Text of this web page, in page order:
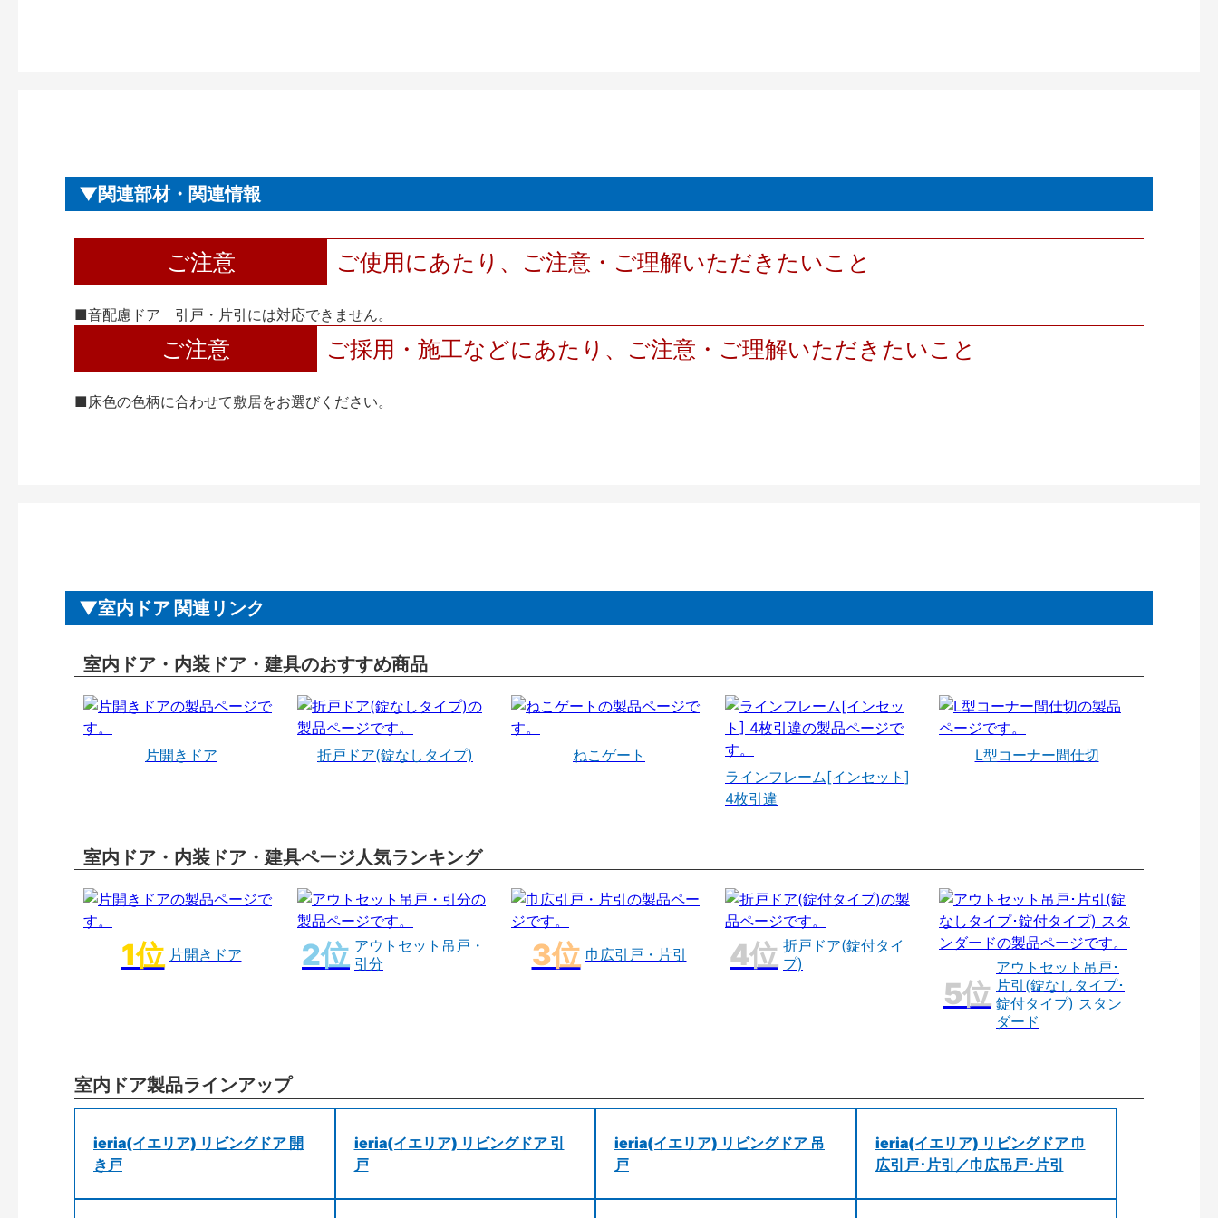
関連部材・関連情報
ご注意 ご使用にあたり、ご注意・ご理解いただきたいこと
■音配慮ドア 引戸・片引には対応できません。
ご注意 ご採用・施工などにあたり、ご注意・ご理解いただきたいこと
■床色の色柄に合わせて敷居をお選びください。
室内ドア 関連リンク
室内ドア・内装ドア・建具のおすすめ商品
片開きドア 折戸ドア(錠なしタイプ)
ねこゲート
ラインフレーム[インセット]
4枚引違
L型コーナー間仕切
室内ドア・内装ドア・建具ページ人気ランキング
片開きドア
アウトセット吊戸・
引分
巾広引戸・片引
折戸ドア(錠付タイ
プ)
アウトセット吊戸･
片引(錠なしタイプ･
錠付タイプ) スタン
ダード
室内ドア製品ラインアップ
ieria(イエリア) リビングドア 開
き戸
ieria(イエリア) リビングドア 引
戸
ieria(イエリア) リビングドア 吊
戸
ieria(イエリア) リビングドア 巾
広引戸･片引／巾広吊戸･片引